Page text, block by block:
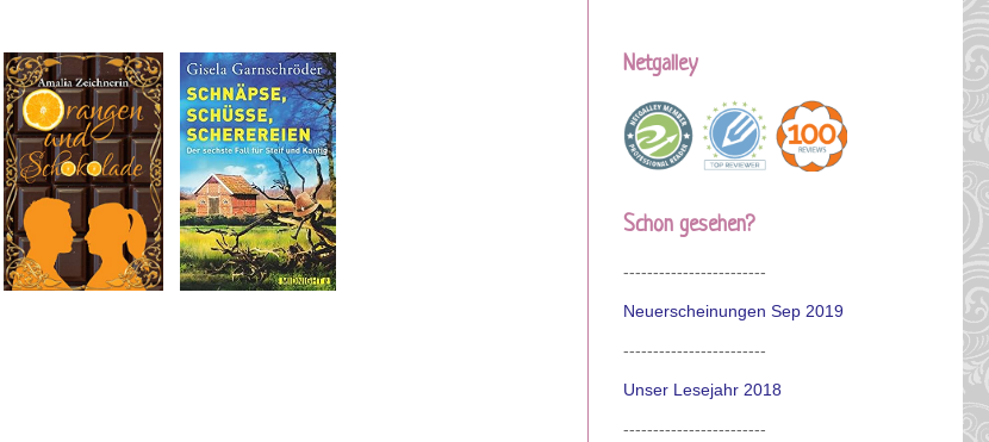
Netgalley
Schon gesehen?
------------------------
Neuerscheinungen Sep 2019
------------------------
Unser Lesejahr 2018
------------------------